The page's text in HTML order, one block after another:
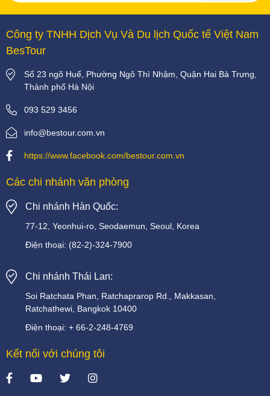
Công ty TNHH Dịch Vụ Và Du lịch Quốc tế Việt Nam
BesTour
Số 23 ngõ Huế, Phường Ngô Thì Nhậm, Quận Hai Bà Trưng,
Thành phố Hà Nội
093 529 3456
info@bestour.com.vn
https://www.facebook.com/bestour.com.vn
Các chi nhánh văn phòng
Chi nhánh Hàn Quốc:
77-12, Yeonhui-ro, Seodaemun, Seoul, Korea
Điện thoại: (82-2)-324-7900
Chi nhánh Thái Lan:
Soi Ratchata Phan, Ratchaprarop Rd.,
Makkasan,
Ratchathewi, Bangkok 10400
Điện thoại: + 66-2-248-4769
Kết nối với chúng tôi